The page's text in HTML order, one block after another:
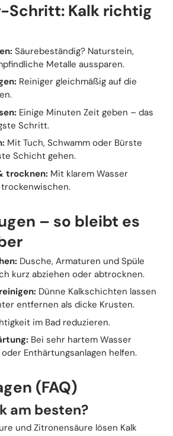
Kalk richtig
Säurebeständig? Naturstein,
Metalle aussparen.
Reiniger gleichmäßig auf die
Einige Minuten Zeit geben – das
Schritt.
Mit Tuch, Schwamm oder Bürste
Schicht gehen.
trocknen: Mit klarem Wasser
– so bleibt es
Dusche, Armaturen und Spüle
kurz abziehen oder abtrocknen.
Dünne Kalkschichten lassen
entfernen als dicke Krusten.
im Bad reduzieren.
Bei sehr hartem Wasser
Enthärtungsanlagen helfen.
(FAQ)
am besten?
und Zitronensäure lösen Kalk